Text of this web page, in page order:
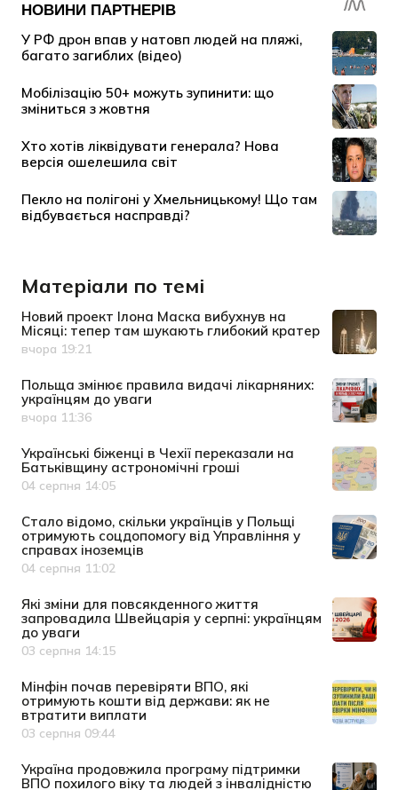
Матеріали по темі
Новий проект Ілона Маска вибухнув на
Місяці: тепер там шукають глибокий кратер
Дата публікації
вчора 19:21
Польща змінює правила видачі лікарняних:
українцям до уваги
Дата публікації
вчора 11:36
Українські біженці в Чехії переказали на
Батьківщину астрономічні гроші
Дата публікації
04 серпня 14:05
Cтало відомо, скільки українців у Польщі
отримують соцдопомогу від Управління у
справах іноземців
Дата публікації
04 серпня 11:02
Які зміни для повсякденного життя
запровадила Швейцарія у серпні: українцям
до уваги
Дата публікації
03 серпня 14:15
Мінфін почав перевіряти ВПО, які
отримують кошти від держави: як не
втратити виплати
Дата публікації
03 серпня 09:44
Україна продовжила програму підтримки
ВПО похилого віку та людей з інвалідністю